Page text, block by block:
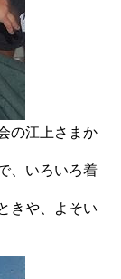
の江上さまか
、いろいろ着
きや、よそい